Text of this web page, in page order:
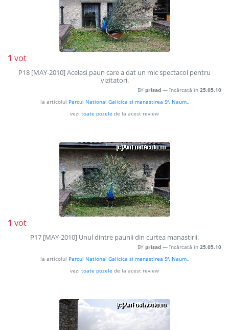
1 vot
P18 [MAY-2010] Acelasi paun care a dat un mic spectacol pentru
vizitatori.
BY prisad — încărcată în 25.05.10
la articolul Parcul National Galicica si manastirea Sf. Naum.,
vezi toate pozele de la acest review
1 vot
P17 [MAY-2010] Unul dintre paunii din curtea manastirii.
BY prisad — încărcată în 25.05.10
la articolul Parcul National Galicica si manastirea Sf. Naum.,
vezi toate pozele de la acest review